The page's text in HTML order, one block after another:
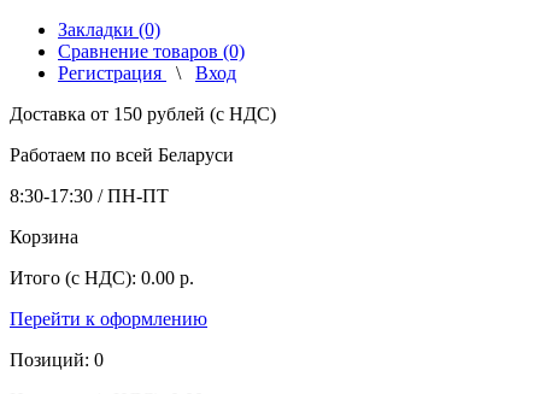
Закладки (0)
Сравнение товаров (0)
Регистрация
\ Вход
Доставка от 150 рублей (с НДС)
Работаем по всей Беларуси
8:30-17:30 / ПН-ПТ
Корзина
Итого (с НДС): 0.00 р.
Перейти к оформлению
Позиций: 0